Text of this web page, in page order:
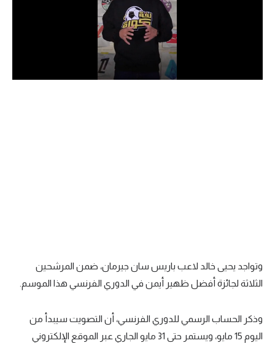
الدوري السعودي للمحترفين
دوري أبطال إفريقيا
سعودي في الجول
الدوري الإسباني
وتواجد يحيى خالد لاعب باريس سان جيرمان، ضمن المرشحين
الثلاثة لجائزة أفضل ظهير أيمن في الدوري الفرنسي هذا الموسم.
وذكر الحساب الرسمي للدوري الفرنسي، أن التصويت سيبدأ من
اليوم 15 مايو، ويستمر حتى 31 مايو الجاري عبر الموقع الإلكتروني